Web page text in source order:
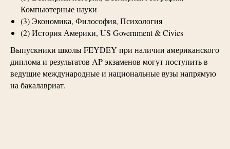
Компьютерные науки
(3) Экономика, Философия, Психология
(2) История Америки, US Government & Civics
Выпускники школы FEYDEY при наличии американского
диплома и результатов AP экзаменов могут поступить в
ведущие международные и национальные вузы напрямую
на бакалавриат.